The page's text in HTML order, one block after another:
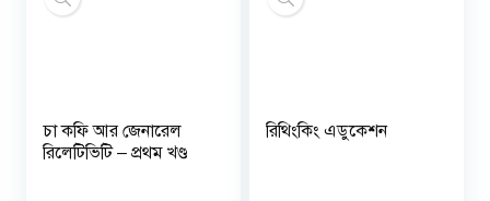
চা কফি আর জেনারেল
রিলেটিভিটি – প্রথম খণ্ড
রিথিংকিং এডুকেশন